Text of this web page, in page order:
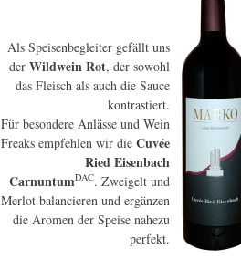
Als Speisenbegleiter gefällt uns
derWildwein Rot, der sowohl
das Fleisch als auch die Sauce
kontrastiert.
Für besondere Anlässe und Wein
Freaks empfehlen wir dieCuvée
Ried Eisenbach
CarnuntumDAC. Zweigelt und
Merlot balancieren und ergänzen
die Aromen der Speise nahezu
perfekt.